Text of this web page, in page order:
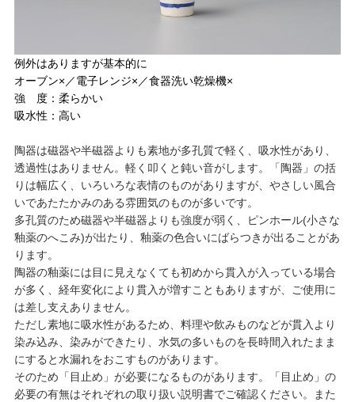
例外はありますが基本的に
オーブン×／電子レンジ×／食器洗い乾燥機×
強 度：柔らかい
吸水性：高い
陶器は磁器や半磁器よりも素地が多孔質で軽く、吸水性があり、
透過性はありません。軽く叩くと鈍い音がします。「陶器」の括
りは幅広く、いろいろな表情のものがありますが、やさしい風合
いであたたかみのある雰囲気のものが多いです。
多孔質のため磁器や半磁器よりも強度が弱く、ピンホール(小さな
釉薬のへこみ)が出たり、釉薬の色合いにばらつきが出ることがあ
ります。
陶器の釉薬には目に見えなくても初めから貫入が入っている場合
が多く、経年変化により貫入が増すこともありますが、ご使用に
は差し支えありません。
ただし素地に吸水性があるため、料理や飲みものなどが貫入より
染み込み、染みができたり、水気の多いものを長時間入れたまま
にすると水漏れをおこすものがあります。
そのため「目止め」が必要になるものがあります。「目止め」の
必要の有無はそれぞれの取り扱い説明書でご確認ください。また